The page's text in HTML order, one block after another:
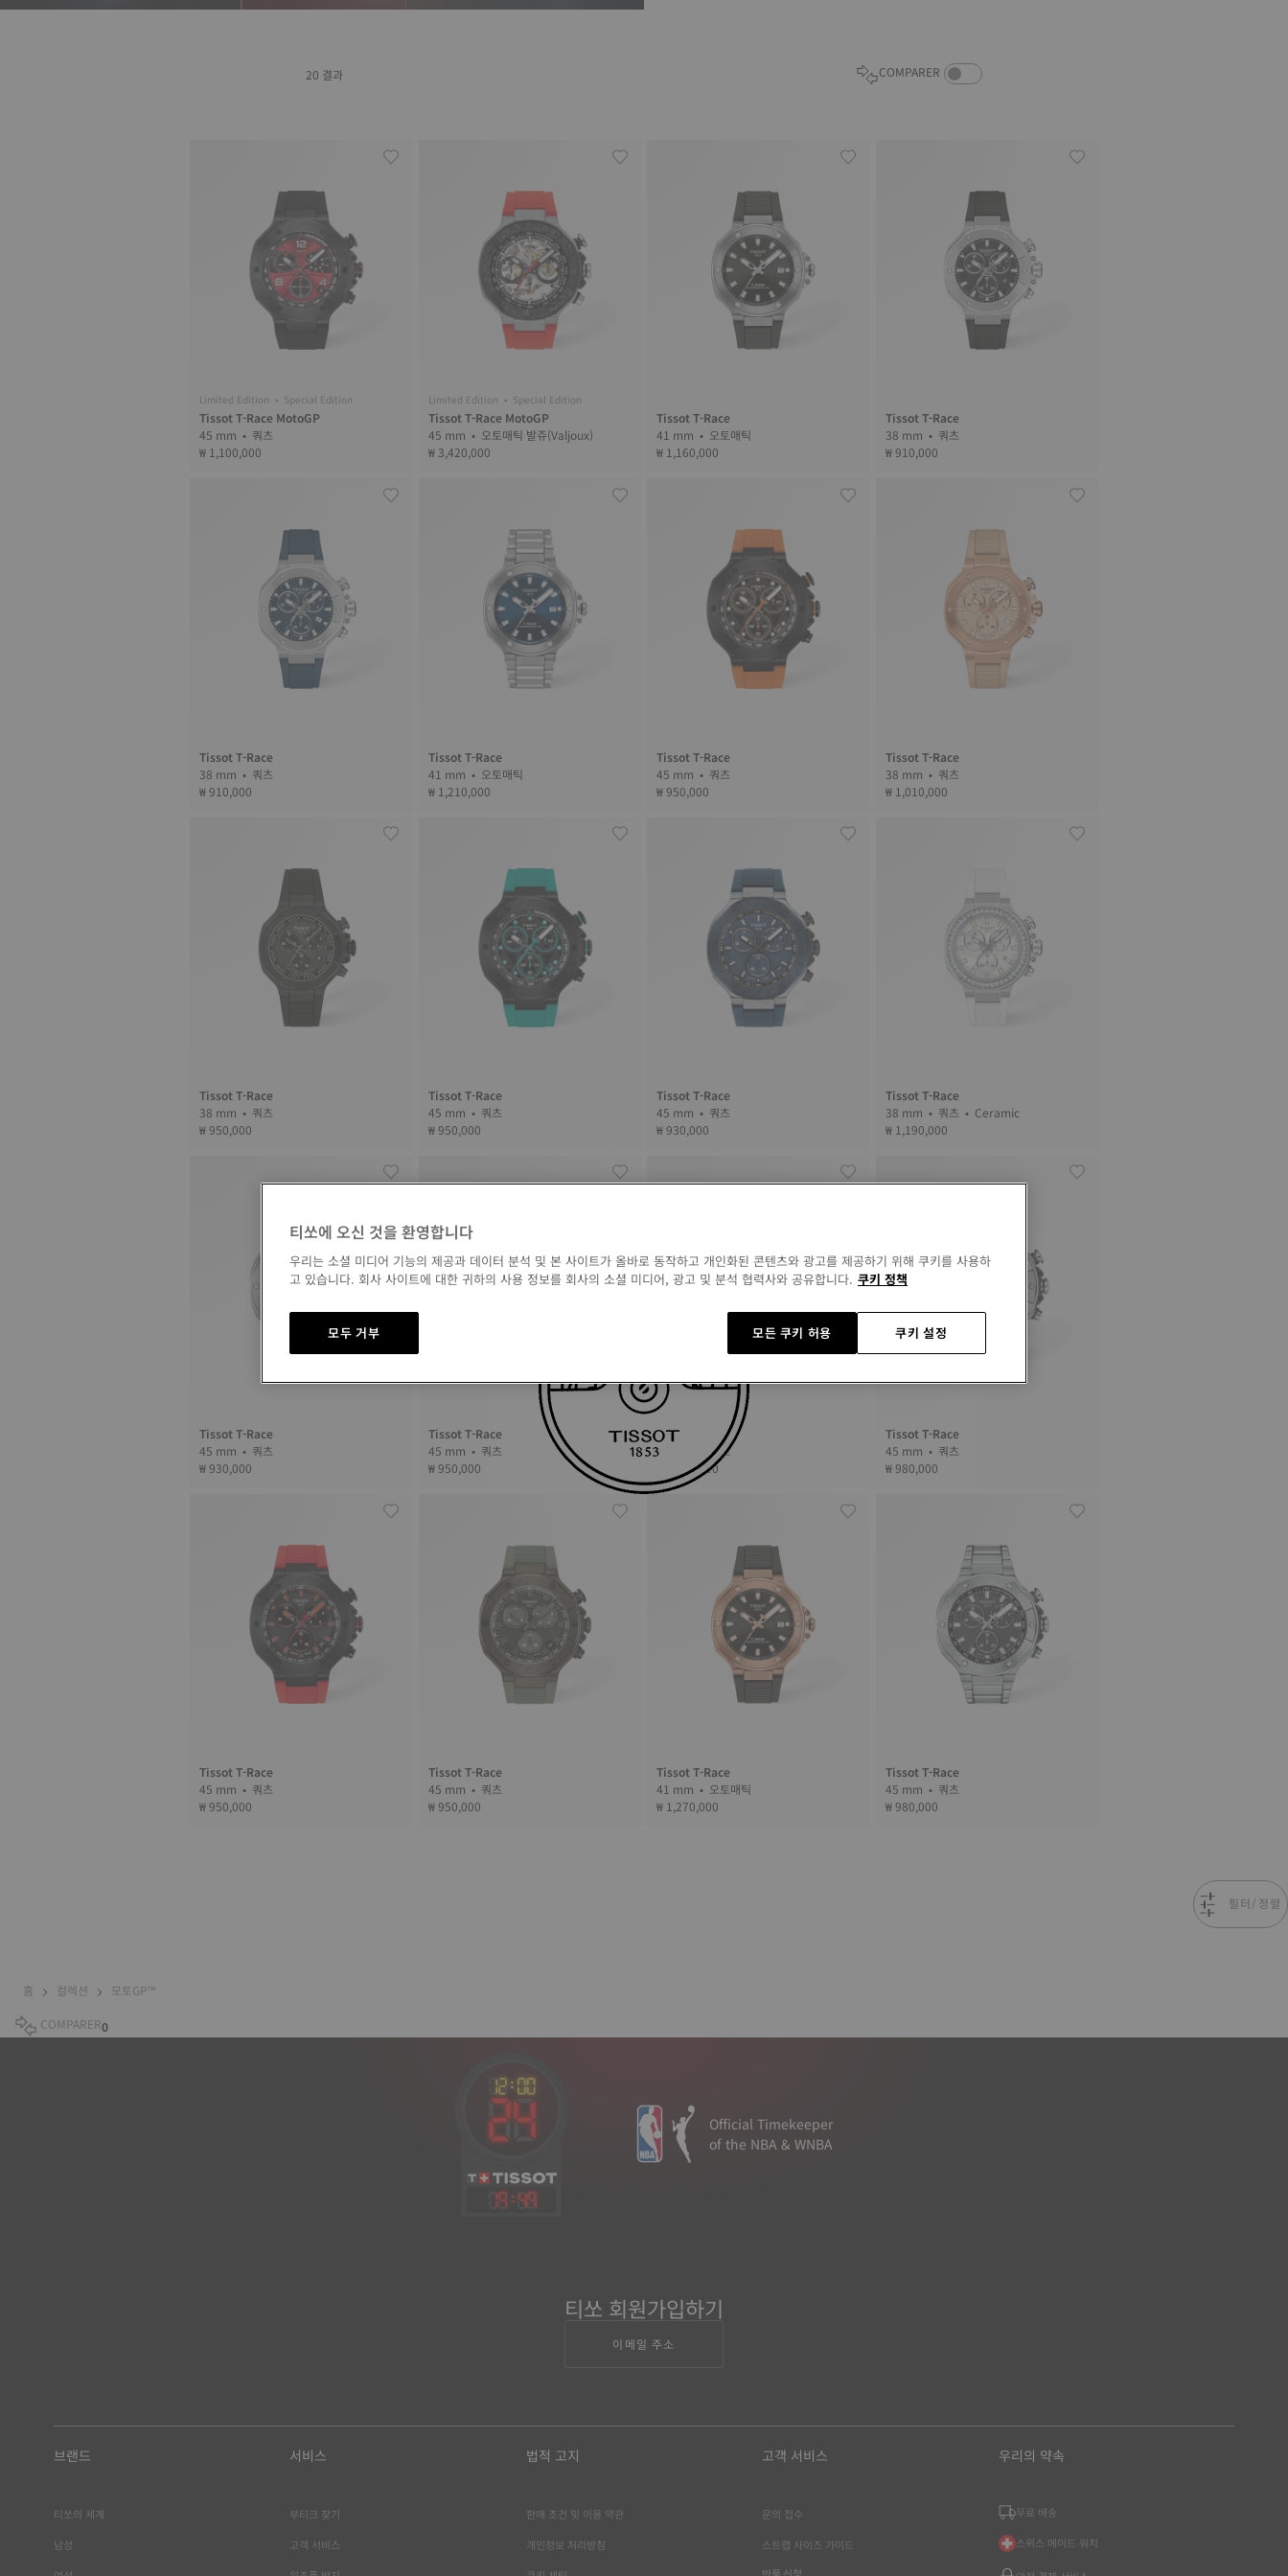
20 결과 COMPARER COMPARE PRODUCTS TOGGLE
Limited Edition • Special Edition
Tissot T-Race MotoGP
45 mm • 쿼츠
₩ 1,100,000
Limited Edition • Special Edition
Tissot T-Race MotoGP
45 mm • 오토매틱 발쥬(Valjoux)
₩ 3,420,000
Tissot T-Race
41 mm • 오토매틱
₩ 1,160,000
Tissot T-Race
38 mm • 쿼츠
₩ 910,000
Tissot T-Race
38 mm • 쿼츠
₩ 910,000
Tissot T-Race
41 mm • 오토매틱
₩ 1,210,000
Tissot T-Race
45 mm • 쿼츠
₩ 950,000
Tissot T-Race
38 mm • 쿼츠
₩ 1,010,000
Tissot T-Race
38 mm • 쿼츠
₩ 950,000
Tissot T-Race
45 mm • 쿼츠
₩ 950,000
Tissot T-Race
45 mm • 쿼츠
₩ 930,000
Tissot T-Race
38 mm • 쿼츠 • Ceramic
₩ 1,190,000
Tissot T-Race
45 mm • 쿼츠
₩ 930,000
Tissot T-Race
45 mm • 쿼츠
₩ 950,000
Tissot T-Race
45 mm • 쿼츠
₩ 1,010,000
Tissot T-Race
45 mm • 쿼츠
₩ 980,000
Tissot T-Race
45 mm • 쿼츠
₩ 950,000
Tissot T-Race
45 mm • 쿼츠
₩ 950,000
Tissot T-Race
41 mm • 오토매틱
₩ 1,270,000
Tissot T-Race
45 mm • 쿼츠
₩ 980,000
필터/정렬
홈 컬렉션 모토GP™
COMPARER0
19:49
Official Timekeeper
of the NBA & WNBA
티쏘 회원가입하기
이메일 주소
브랜드
티쏘의 세계
남성
서비스
부티크 찾기
고객 서비스
법적 고지
판매 조건 및 이용 약관
개인정보 처리방침
고객 서비스
문의 접수
스트랩 사이즈 가이드
우리의 약속
무료 배송
스위스 메이드 워치
티쏘에 오신 것을 환영합니다
우리는 소셜 미디어 기능의 제공과 데이터 분석 및 본 사이트가 올바로 동작하고 개인화된 콘텐츠와 광고를 제공하기 위해 쿠키를 사용하
고 있습니다. 회사 사이트에 대한 귀하의 사용 정보를 회사의 소셜 미디어, 광고 및 분석 협력사와 공유합니다. 쿠키 정책
쿠키 설정
모두 거부 모든 쿠키 허용